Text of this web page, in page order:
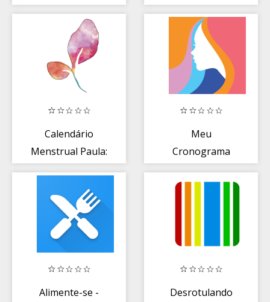
Calendário
Menstrual Paula:
Meu
Cronograma
Alimente-se -
Desrotulando